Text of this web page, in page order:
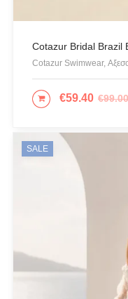
Σκουλαρίκια
Σχεδιαστές
Τσάντες
Φορέματα
Cotazur Bridal Brazil
Cotazur Swimwear,
€99.00
€59.40
ΕΠΙΛΟΓΉ
SALE